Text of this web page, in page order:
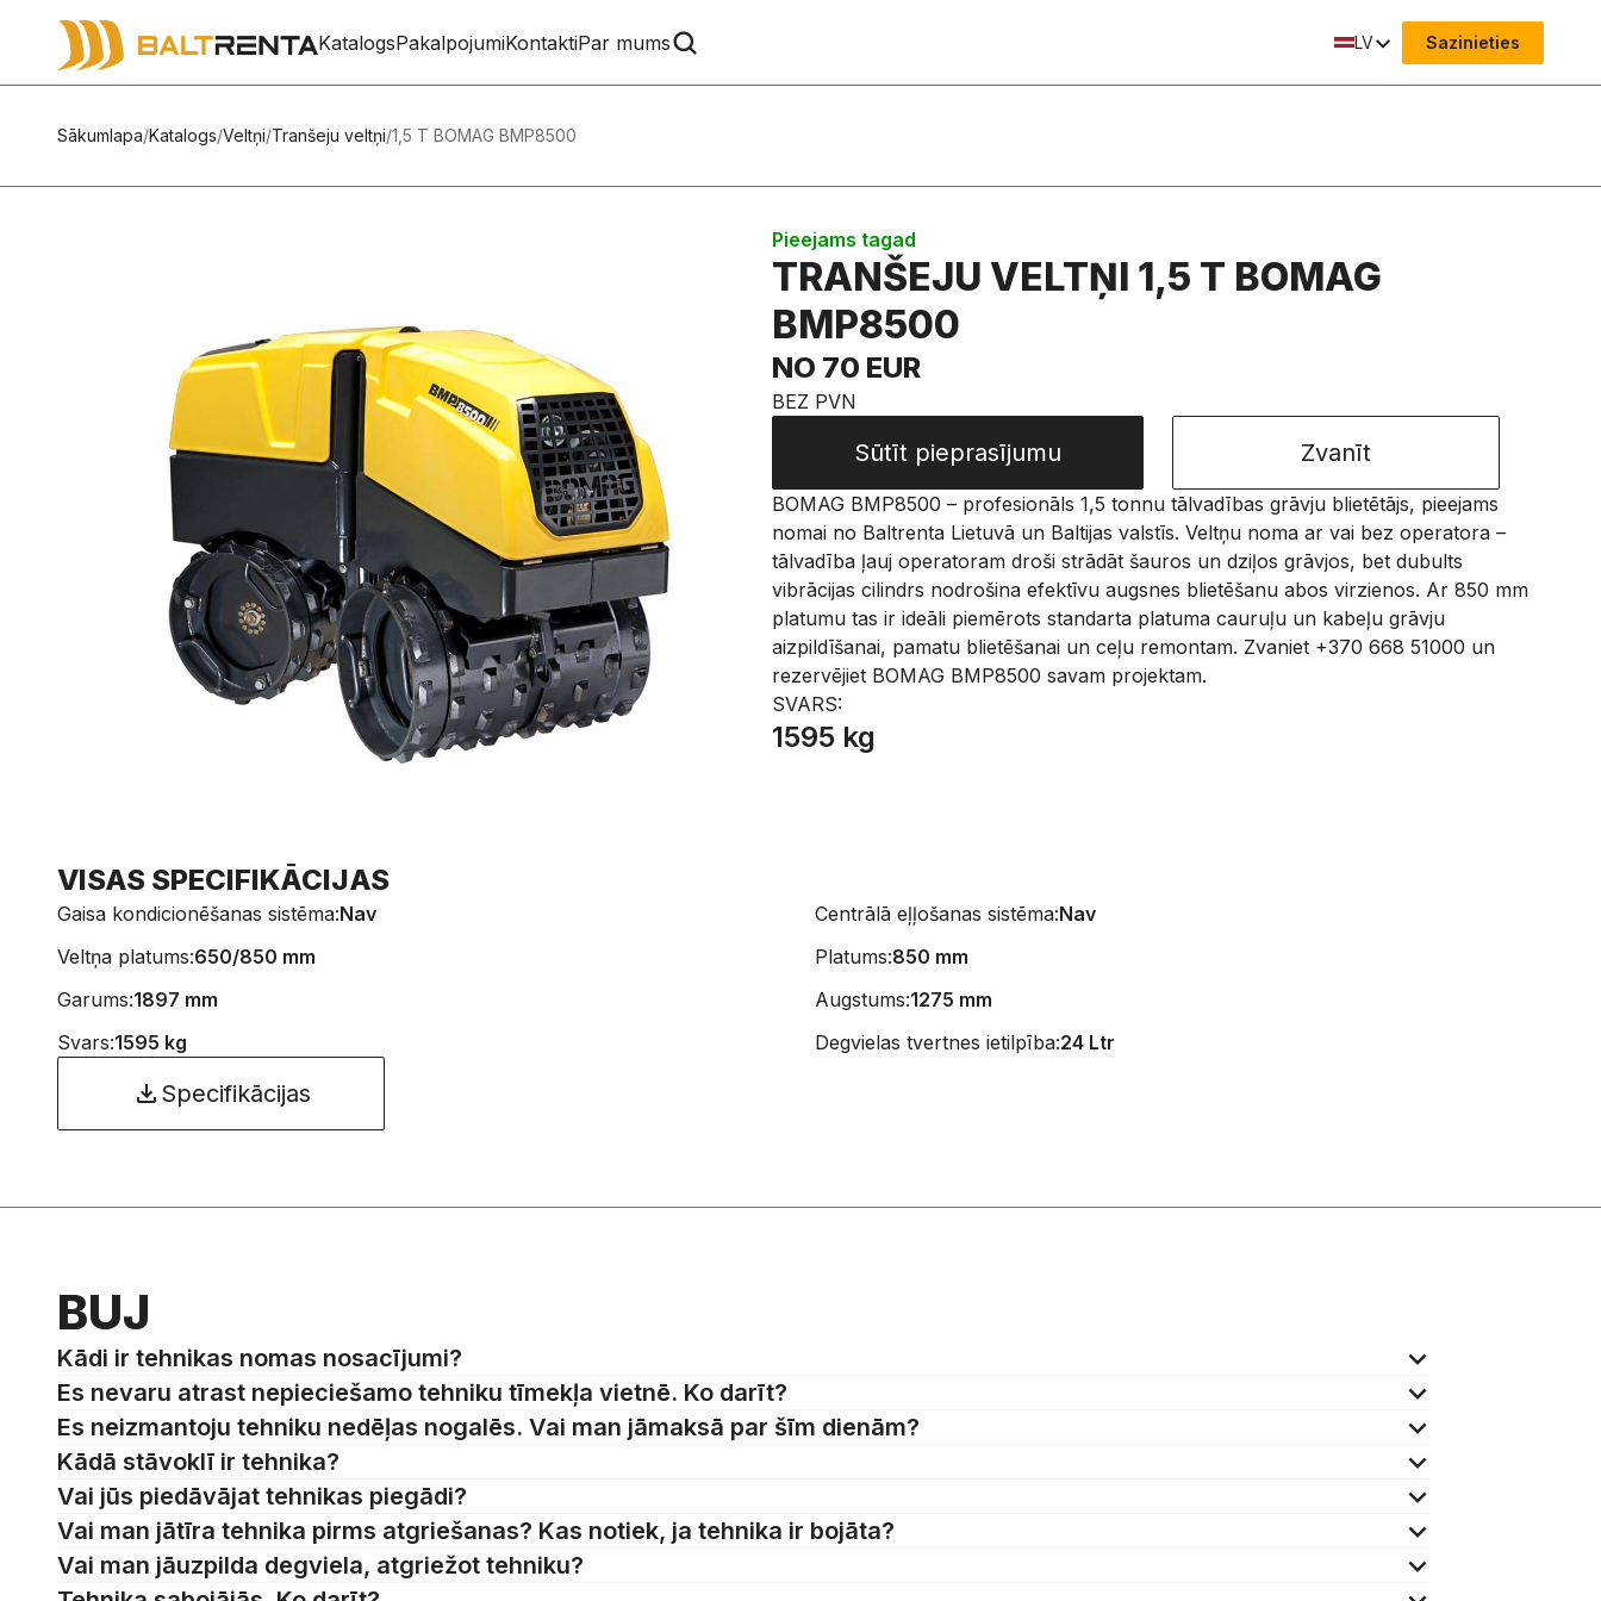
KatalogsPakalpojumiKontaktiPar mums LV Sazinieties
Sākumlapa/Katalogs/Veltņi/Tranšeju veltņi/1,5 T BOMAG BMP8500
Pieejams tagad
TRANŠEJU VELTŅI 1,5 T BOMAG
BMP8500
NO 70 EUR
BEZ PVN
Sūtīt pieprasījumu Zvanīt
BOMAG BMP8500 – profesionāls 1,5 tonnu tālvadības grāvju blietētājs, pieejams
nomai no Baltrenta Lietuvā un Baltijas valstīs. Veltņu noma ar vai bez operatora –
tālvadība ļauj operatoram droši strādāt šauros un dziļos grāvjos, bet dubults
vibrācijas cilindrs nodrošina efektīvu augsnes blietēšanu abos virzienos. Ar 850 mm
platumu tas ir ideāli piemērots standarta platuma cauruļu un kabeļu grāvju
aizpildīšanai, pamatu blietēšanai un ceļu remontam. Zvaniet +370 668 51000 un
rezervējiet BOMAG BMP8500 savam projektam.
SVARS:
1595 kg
VISAS SPECIFIKĀCIJAS
Gaisa kondicionēšanas sistēma:Nav Centrālā eļļošanas sistēma:Nav
Veltņa platums:650/850 mm Platums:850 mm
Garums:1897 mm Augstums:1275 mm
Svars:1595 kg Degvielas tvertnes ietilpība:24 Ltr
Specifikācijas
BUJ
Kādi ir tehnikas nomas nosacījumi?
Es nevaru atrast nepieciešamo tehniku tīmekļa vietnē. Ko darīt?
Es neizmantoju tehniku nedēļas nogalēs. Vai man jāmaksā par šīm dienām?
Kādā stāvoklī ir tehnika?
Vai jūs piedāvājat tehnikas piegādi?
Vai man jātīra tehnika pirms atgriešanas? Kas notiek, ja tehnika ir bojāta?
Vai man jāuzpilda degviela, atgriežot tehniku?